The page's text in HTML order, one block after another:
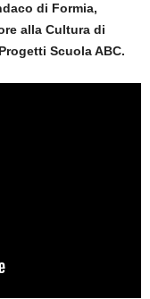
di Formia,
alla Cultura di
Scuola ABC.